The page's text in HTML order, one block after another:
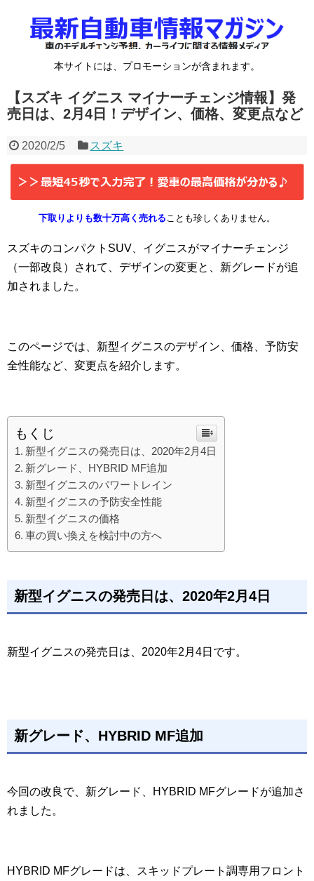
本サイトには、プロモーションが含まれます。
【スズキ イグニス マイナーチェンジ情報】発
売日は、2月4日！デザイン、価格、変更点など
2020/2/5 スズキ
下取りよりも数十万高く売れることも珍しくありません。
スズキのコンパクトSUV、イグニスがマイナーチェンジ
（一部改良）されて、デザインの変更と、新グレードが追
加されました。
このページでは、新型イグニスのデザイン、価格、予防安
全性能など、変更点を紹介します。
もくじ
新型イグニスの発売日は、2020年2月4日
新グレード、HYBRID MF追加
新型イグニスのパワートレイン
新型イグニスの予防安全性能
新型イグニスの価格
車の買い換えを検討中の方へ
新型イグニスの発売日は、2020年2月4日
新型イグニスの発売日は、2020年2月4日です。
新グレード、HYBRID MF追加
今回の改良で、新グレード、HYBRID MFグレードが追加さ
れました。
HYBRID MFグレードは、スキッドプレート調専用フロント